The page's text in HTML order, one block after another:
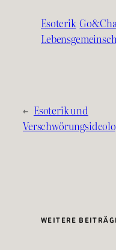
Esoterik
← Esoterik und
WEITERE